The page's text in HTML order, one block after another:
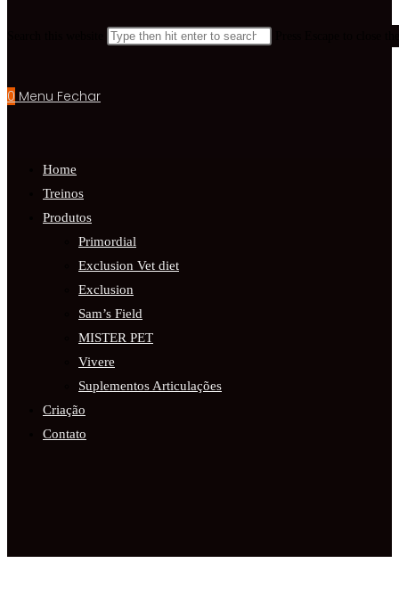
0 Menu Fechar
Home
Treinos
Produtos
Primordial
Exclusion Vet diet
Exclusion
Sam’s Field
MISTER PET
Vivere
Suplementos Articulações
Criação
Contato